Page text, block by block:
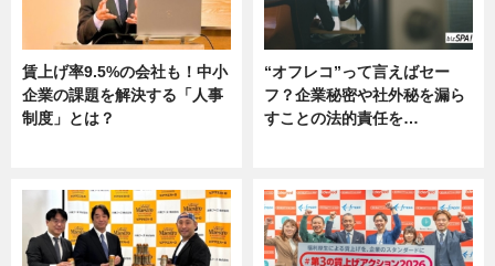
賃上げ率9.5%の会社も！中小
企業の課題を解決する「人事
制度」とは？
“オフレコ”って言えばセー
フ？企業秘密や社外秘を漏ら
すことの法的責任を…